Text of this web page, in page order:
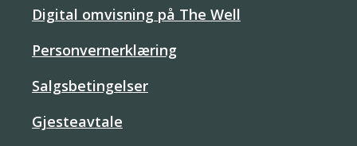
Digital omvisning på The Well
Personvernerklæring
Salgsbetingelser
Gjesteavtale